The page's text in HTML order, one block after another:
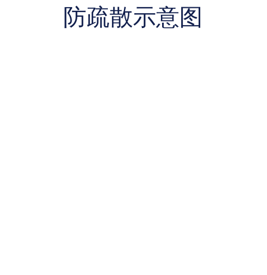
防疏散示意图